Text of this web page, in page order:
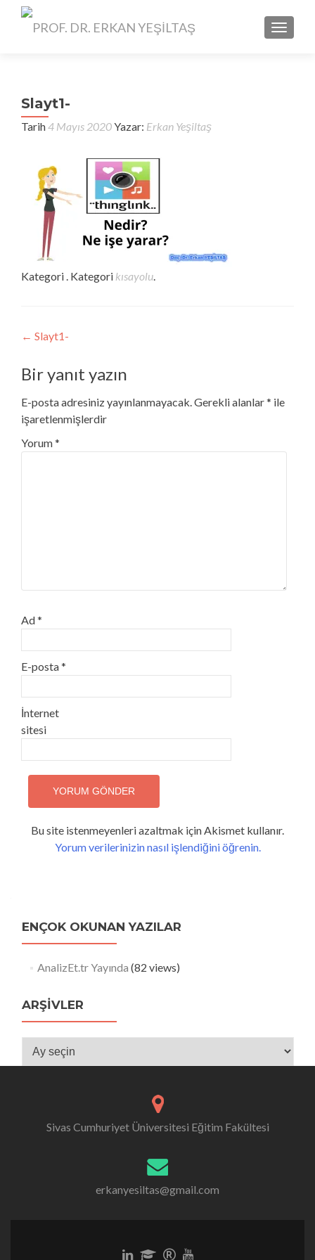
Slayt1-
Tarih4 Mayıs 2020Yazar: Erkan Yeşiltaş
Kategori . Kategori kısayolu.
Post
navigation
← Slayt1-
Bir yanıt yazın
E-posta adresiniz yayınlanmayacak.Gerekli alanlar* ile
işaretlenmişlerdir
Yorum*
Ad*
E-posta*
İnternet
sitesi
Bu site istenmeyenleri azaltmak için Akismet kullanır.
Yorum verilerinizin nasıl işlendiğini öğrenin.
ENÇOK OKUNAN YAZILAR
AnalizEt.tr Yayında (82 views)
ARŞIVLER
Arşivler
Sivas Cumhuriyet Üniversitesi Eğitim Fakültesi
erkanyesiltas@gmail.com